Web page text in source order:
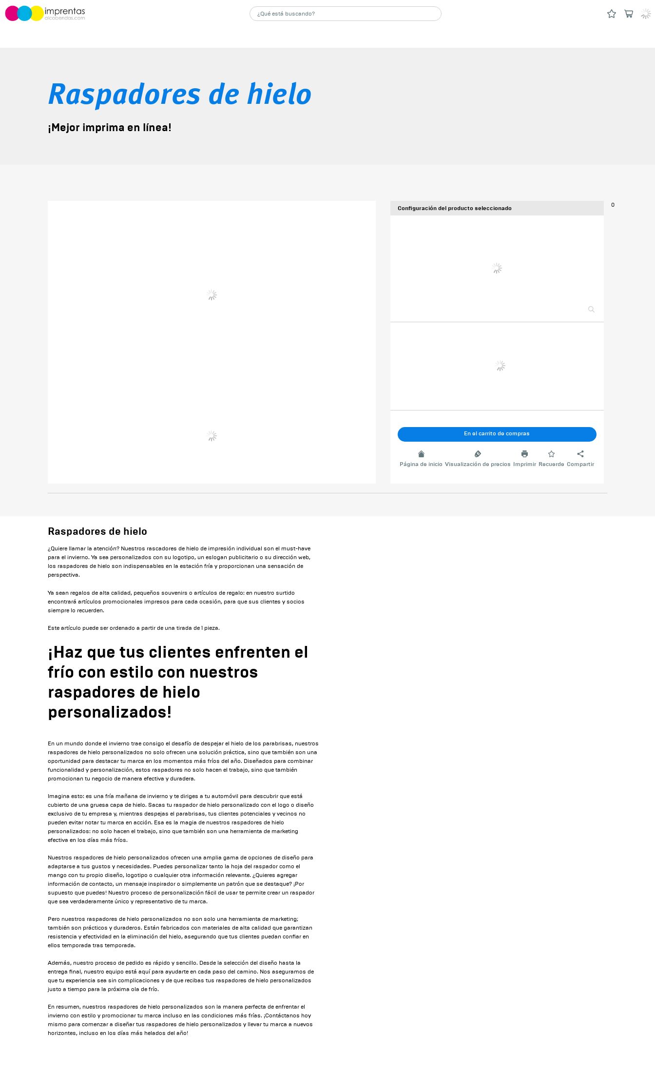
Raspadores de hielo
¡Mejor imprima en línea!
Configuración del producto seleccionado
En el carrito de compras
Página de inicio Visualización de precios Imprimir Recuerde Compartir
0
Raspadores de hielo
¿Quiere llamar la atención? Nuestros rascadores de hielo de impresión individual son el must-have
para el invierno. Ya sea personalizados con su logotipo, un eslogan publicitario o su dirección web,
los raspadores de hielo son indispensables en la estación fría y proporcionan una sensación de
perspectiva.
Ya sean regalos de alta calidad, pequeños souvenirs o artículos de regalo: en nuestro surtido
encontrará artículos promocionales impresos para cada ocasión, para que sus clientes y socios
siempre lo recuerden.
Este artículo puede ser ordenado a partir de una tirada de 1 pieza.
¡Haz que tus clientes enfrenten el
frío con estilo con nuestros
raspadores de hielo
personalizados!
En un mundo donde el invierno trae consigo el desafío de despejar el hielo de los parabrisas, nuestros
raspadores de hielo personalizados no solo ofrecen una solución práctica, sino que también son una
oportunidad para destacar tu marca en los momentos más fríos del año. Diseñados para combinar
funcionalidad y personalización, estos raspadores no solo hacen el trabajo, sino que también
promocionan tu negocio de manera efectiva y duradera.
Imagina esto: es una fría mañana de invierno y te diriges a tu automóvil para descubrir que está
cubierto de una gruesa capa de hielo. Sacas tu raspador de hielo personalizado con el logo o diseño
exclusivo de tu empresa y, mientras despejas el parabrisas, tus clientes potenciales y vecinos no
pueden evitar notar tu marca en acción. Esa es la magia de nuestros raspadores de hielo
personalizados: no solo hacen el trabajo, sino que también son una herramienta de marketing
efectiva en los días más fríos.
Nuestros raspadores de hielo personalizados ofrecen una amplia gama de opciones de diseño para
adaptarse a tus gustos y necesidades. Puedes personalizar tanto la hoja del raspador como el
mango con tu propio diseño, logotipo o cualquier otra información relevante. ¿Quieres agregar
información de contacto, un mensaje inspirador o simplemente un patrón que se destaque? ¡Por
supuesto que puedes! Nuestro proceso de personalización fácil de usar te permite crear un raspador
que sea verdaderamente único y representativo de tu marca.
Pero nuestros raspadores de hielo personalizados no son solo una herramienta de marketing;
también son prácticos y duraderos. Están fabricados con materiales de alta calidad que garantizan
resistencia y efectividad en la eliminación del hielo, asegurando que tus clientes puedan confiar en
ellos temporada tras temporada.
Además, nuestro proceso de pedido es rápido y sencillo. Desde la selección del diseño hasta la
entrega final, nuestro equipo está aquí para ayudarte en cada paso del camino. Nos aseguramos de
que tu experiencia sea sin complicaciones y de que recibas tus raspadores de hielo personalizados
justo a tiempo para la próxima ola de frío.
En resumen, nuestros raspadores de hielo personalizados son la manera perfecta de enfrentar el
invierno con estilo y promocionar tu marca incluso en las condiciones más frías. ¡Contáctanos hoy
mismo para comenzar a diseñar tus raspadores de hielo personalizados y llevar tu marca a nuevos
horizontes, incluso en los días más helados del año!